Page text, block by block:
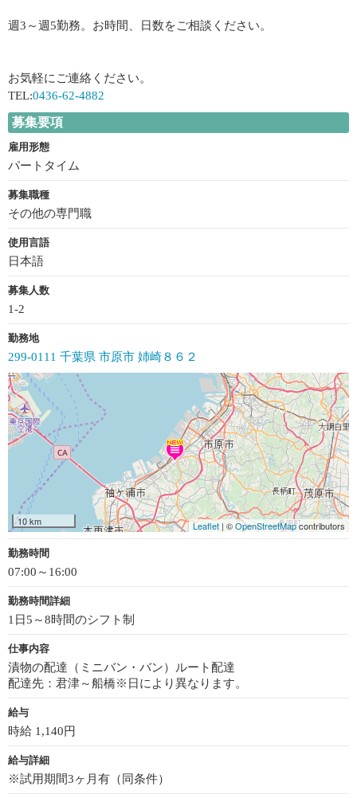
週3～週5勤務。お時間、日数をご相談ください。
お気軽にご連絡ください。
TEL:0436-62-4882
募集要項
雇用形態
パートタイム
募集職種
その他の専門職
使用言語
日本語
募集人数
1-2
勤務地
299-0111 千葉県 市原市 姉崎８６２
10 km Leaflet | ©OpenStreetMapcontributors
勤務時間
07:00～16:00
勤務時間詳細
1日5～8時間のシフト制
仕事内容
漬物の配達（ミニバン・バン）ルート配達
配達先：君津～船橋※日により異なります。
給与
時給 1,140円
給与詳細
※試用期間3ヶ月有（同条件）